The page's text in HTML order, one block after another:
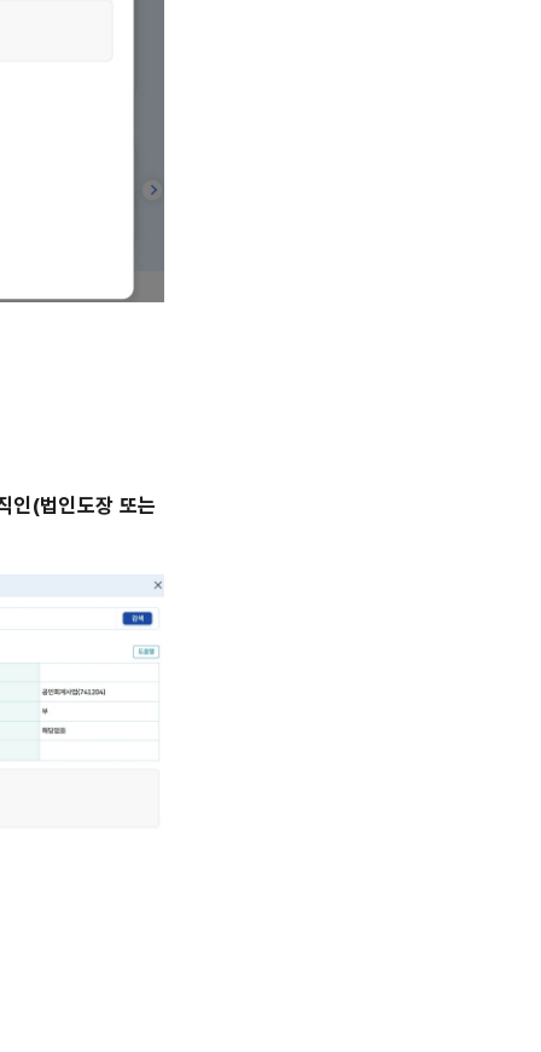
인(법인도장 또는